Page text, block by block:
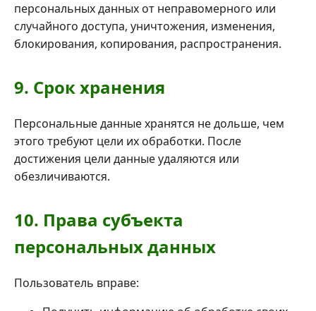
персональных данных от неправомерного или
случайного доступа, уничтожения, изменения,
блокирования, копирования, распространения.
9. Срок хранения
Персональные данные хранятся не дольше, чем
этого требуют цели их обработки. После
достижения цели данные удаляются или
обезличиваются.
10. Права субъекта
персональных данных
Пользователь вправе: